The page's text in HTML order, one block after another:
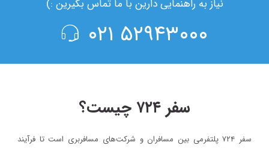
نیاز به راهنمایی دارین با ما تماس بگیرین :)
۵۲۹۴۳۰۰۰ ۰۲۱
سفر ۷۲۴ چیست؟
سفر ۷۲۴ پلتفرمی بین مسافران و شرکت‌های مسافربری است تا فرآیند